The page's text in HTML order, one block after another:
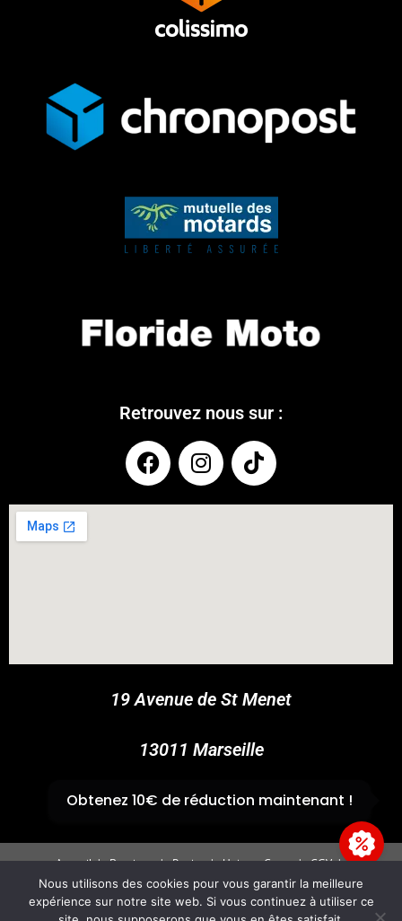
Retrouvez nous sur :
19 Avenue de St Menet
13011 Marseille
✆04 91 44 45 46
Accueil Boutique Panier Univers Cross
CGV
Mentions légales
Copyright 2026 - GvpAccess - Site By Fire'Technologie
Obtenez 10€ de réduction maintenant !
Nous utilisons des cookies pour vous garantir la meilleure
expérience sur notre site web. Si vous continuez à utiliser ce